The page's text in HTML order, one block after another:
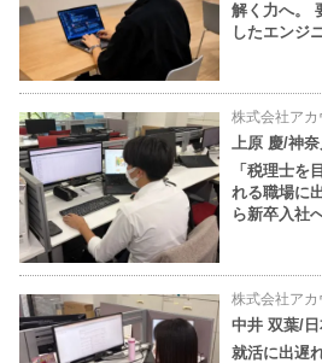
解く力へ。
したエンジ
株式会社ア
上原 慶/神
「税理士を
れる職場に
ら新卒入社
株式会社ア
中井 双葉/
就活に出遅